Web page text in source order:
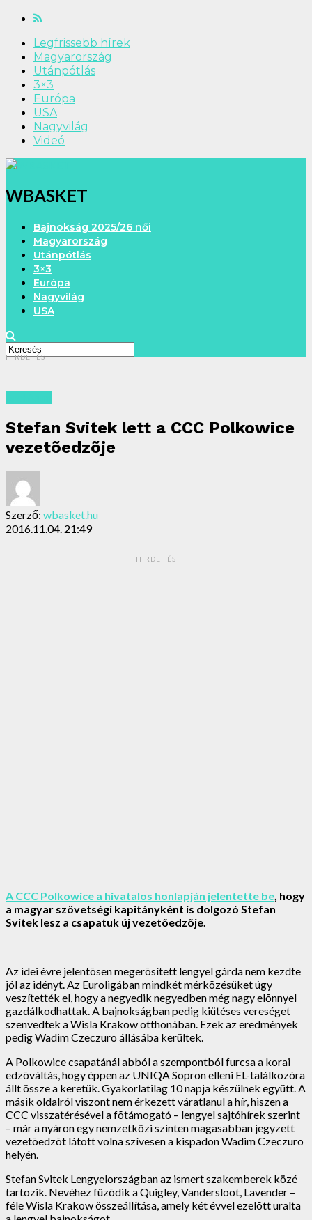
Legfrissebb hírek
Magyarország
Utánpótlás
3×3
Európa
USA
Nagyvilág
Videó
WBASKET
Bajnokság 2025/26 női
Magyarország
Utánpótlás
3×3
Európa
Nagyvilág
USA
HIRDETÉS
Stefan Svitek lett a CCC Polkowice
vezetõedzõje
Szerző: wbasket.hu
2016.11.04. 21:49
HIRDETÉS
A CCC Polkowice a hivatalos honlapján jelentette be , hogy
a magyar szövetségi kapitányként is dolgozó Stefan
Svitek lesz a csapatuk új vezetõedzõje.
Az idei évre jelentõsen megerõsített lengyel gárda nem kezdte
jól az idényt. Az Euroligában mindkét mérkõzésüket úgy
veszítették el, hogy a negyedik negyedben még nagy elõnnyel
gazdálkodhattak. A bajnokságban pedig kiütéses vereséget
szenvedtek a Wisla Krakow otthonában. Ezek az eredmények
pedig Wadim Czeczuro állásába kerültek.
A Polkowice csapatánál abból a szempontból furcsa a korai
edzõváltás, hogy éppen az UNIQA Sopron elleni EL-találkozóra
állt össze a keretük. Gyakorlatilag 10 napja készülnek együtt. A
másik oldalról viszont nem érkezett váratlanul a hír, hiszen a
CCC visszatérésével a fõtámogató – lengyel sajtóhírek szerint
– már a nyáron egy nemzetközi szinten magasabban jegyzett
vezetõedzõt látott volna szívesen a kispadon Wadim Czeczuro
helyén.
Stefan Svitek Lengyelországban az ismert szakemberek közé
tartozik. Nevéhez fûzõdik a Quigley, Vandersloot, Lavender –
féle Wisla Krakow összeállítása, amely két évvel ezelõtt uralta